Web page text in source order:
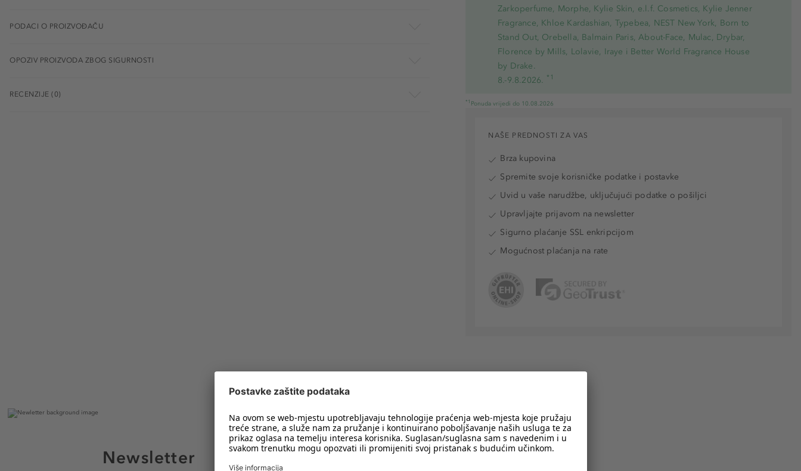
Zarkoperfume, Morphe, Kylie Skin, e.l.f. Cosmetics, Kylie Jenner
Fragrance, Khloe Kardashian, Typebea, NEST New York, Born to
Stand Out, Orebella, Balmain Paris, About-Face, Mulac, Drybar,
Florence by Mills, Lolavie, Iraye i Better World Fragrance House
by Drake.
8.-9.8.2026. *1
*1 Ponuda vrijedi do 10.08.2026
PODACI O PROIZVOĐAČU
OPOZIV PROIZVODA ZBOG SIGURNOSTI
RECENZIJE (0)
NAŠE PREDNOSTI ZA VAS
Brza kupovina
Spremite svoje korisničke podatke i postavke
Uvid u vaše narudžbe, uključujući podatke o pošiljci
Upravljajte prijavom na newsletter
Sigurno plaćanje SSL enkripcijom
Mogućnost plaćanja na rate
Newsletter